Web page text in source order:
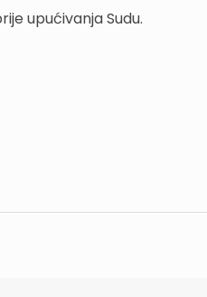
upućivanja Sudu.